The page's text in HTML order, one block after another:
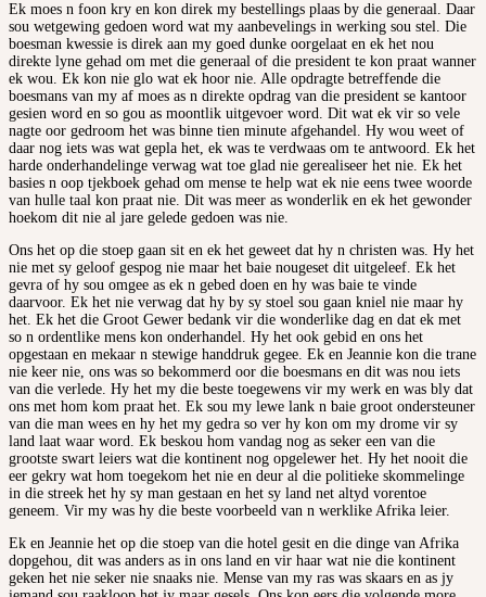
Ek moes n foon kry en kon direk my bestellings plaas by die generaal. Daar
sou wetgewing gedoen word wat my aanbevelings in werking sou stel. Die
boesman kwessie is direk aan my goed dunke oorgelaat en ek het nou
direkte lyne gehad om met die generaal of die president te kon praat wanner
ek wou. Ek kon nie glo wat ek hoor nie. Alle opdragte betreffende die
boesmans van my af moes as n direkte opdrag van die president se kantoor
gesien word en so gou as moontlik uitgevoer word. Dit wat ek vir so vele
nagte oor gedroom het was binne tien minute afgehandel. Hy wou weet of
daar nog iets was wat gepla het, ek was te verdwaas om te antwoord. Ek het
harde onderhandelinge verwag wat toe glad nie gerealiseer het nie. Ek het
basies n oop tjekboek gehad om mense te help wat ek nie eens twee woorde
van hulle taal kon praat nie. Dit was meer as wonderlik en ek het gewonder
hoekom dit nie al jare gelede gedoen was nie.
Ons het op die stoep gaan sit en ek het geweet dat hy n christen was. Hy het
nie met sy geloof gespog nie maar het baie nougeset dit uitgeleef. Ek het
gevra of hy sou omgee as ek n gebed doen en hy was baie te vinde
daarvoor. Ek het nie verwag dat hy by sy stoel sou gaan kniel nie maar hy
het. Ek het die Groot Gewer bedank vir die wonderlike dag en dat ek met
so n ordentlike mens kon onderhandel. Hy het ook gebid en ons het
opgestaan en mekaar n stewige handdruk gegee. Ek en Jeannie kon die trane
nie keer nie, ons was so bekommerd oor die boesmans en dit was nou iets
van die verlede. Hy het my die beste toegewens vir my werk en was bly dat
ons met hom kom praat het. Ek sou my lewe lank n baie groot ondersteuner
van die man wees en hy het my gedra so ver hy kon om my drome vir sy
land laat waar word. Ek beskou hom vandag nog as seker een van die
grootste swart leiers wat die kontinent nog opgelewer het. Hy het nooit die
eer gekry wat hom toegekom het nie en deur al die politieke skommelinge
in die streek het hy sy man gestaan en het sy land net altyd vorentoe
geneem. Vir my was hy die beste voorbeeld van n werklike Afrika leier.
Ek en Jeannie het op die stoep van die hotel gesit en die dinge van Afrika
dopgehou, dit was anders as in ons land en vir haar wat nie die kontinent
geken het nie seker nie snaaks nie. Mense van my ras was skaars en as jy